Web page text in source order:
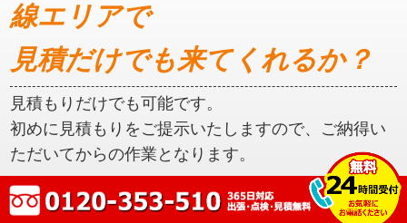
線エリアで
見積だけでも来てくれるか？
見積もりだけでも可能です。
初めに見積もりをご提示いたしますので、ご納得い
ただいてからの作業となります。
北海道広尾郡広尾町野塚９